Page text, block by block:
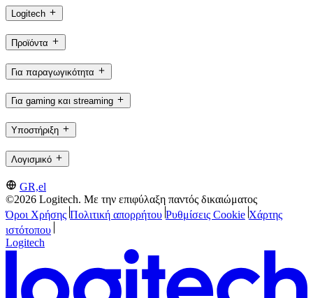
Logitech
Προϊόντα
Για παραγωγικότητα
Για gaming και streaming
Υποστήριξη
Λογισμικό
GR,el
©2026 Logitech. Με την επιφύλαξη παντός δικαιώματος
Όροι Χρήσης Πολιτική απορρήτου Ρυθμίσεις Cookie Χάρτης
ιστότοπου
Logitech